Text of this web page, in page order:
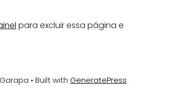
para excluir essa página e
• Built with GeneratePress